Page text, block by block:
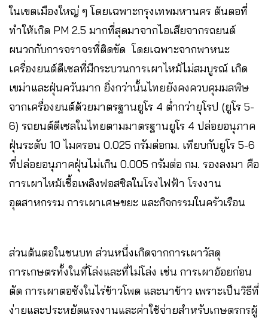
ในเขตเมืองใหญ่ ๆ โดยเฉพาะกรุงเทพมหานคร ต้นตอที่
ทำให้เกิด PM 2.5 มากที่สุดมาจากไอเสียจากรถยนต์
ผนวกกับการจราจรที่ติดขัด โดยเฉพาะจากพาหนะ
เครื่องยนต์ดีเซลที่มีกระบวนการเผาไหม้ไม่สมบูรณ์ เกิด
เขม่าและฝุ่นควันมาก ยิ่งกว่านั้นไทยยังคงควบคุมมลพิษ
จากเครื่องยนต์ด้วยมาตรฐานยูโร 4 ต่ำกว่ายุโรป (ยูโร 5-
6) รถยนต์ดีเซลในไทยตามมาตรฐานยูโร 4 ปล่อยอนุภาค
ฝุ่นระดับ 10 ไมครอน 0.025 กรัมต่อกม. เทียบกับยูโร 5-6
ที่ปล่อยอนุภาคฝุ่นไม่เกิน 0.005 กรัมต่อ กม. รองลงมา คือ
การเผาไหม้เชื้อเพลิงฟอสซิลในโรงไฟฟ้า โรงงาน
อุตสาหกรรม การเผาเศษขยะ และกิจกรรมในครัวเรือน
ส่วนต้นตอในชนบท ส่วนหนึ่งเกิดจากการเผาวัสดุ
การเกษตรทั้งในที่โล่งและที่ไม่โล่ง เช่น การเผาอ้อยก่อน
ตัด การเผาตอซังในไร่ข้าวโพด และนาข้าว เพราะเป็นวิธีที่
ง่ายและประหยัดแรงงานและค่าใช้จ่ายสำหรับเกษตรกรผู้